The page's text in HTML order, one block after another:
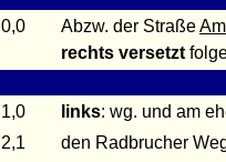
0,0
Abzw. der Straße
rechts versetzt
1,0
links: wg. und am
2,1
den Radbrucher